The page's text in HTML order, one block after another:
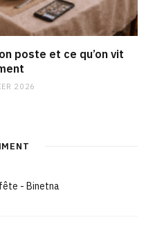
poste et ce qu’on vit
2026
- Binetna